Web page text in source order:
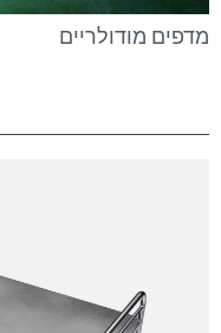
מדפים מודולריים